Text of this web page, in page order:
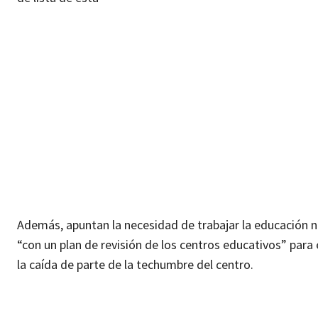
Además, apuntan la necesidad de trabajar la
“con un plan de revisión de los centros educativos”
la caída de parte de la techumbre del centro.